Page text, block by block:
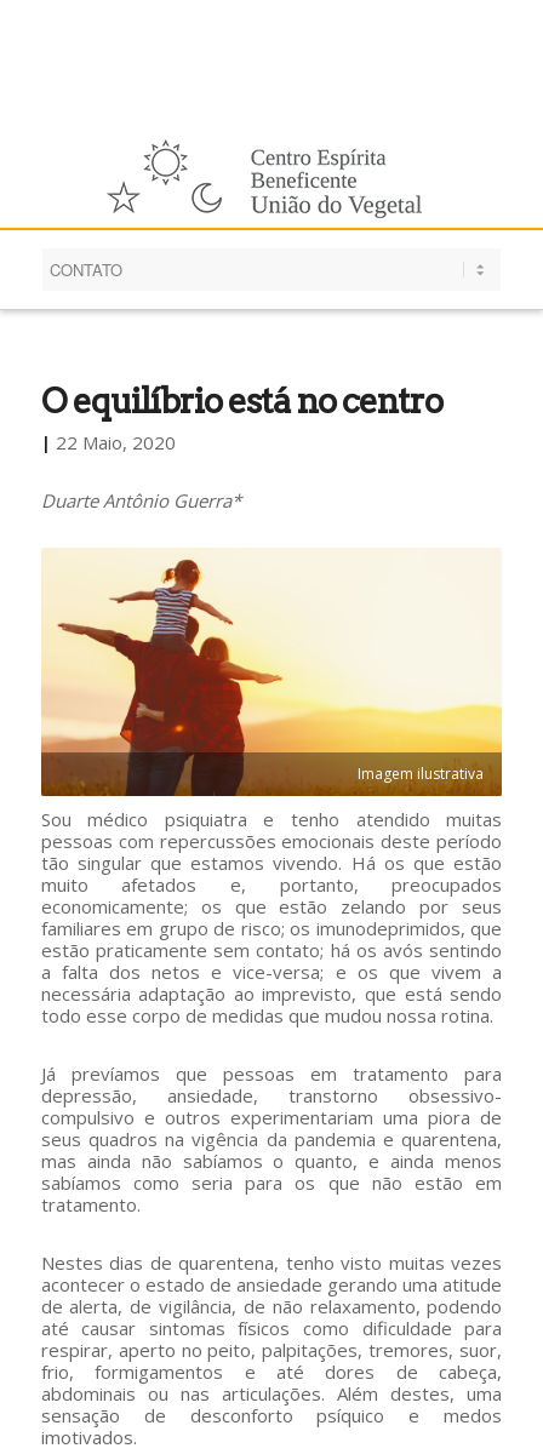
O equilíbrio está no centro
| 22 Maio, 2020
Duarte Antônio Guerra*
Imagem ilustrativa
Sou médico psiquiatra e tenho atendido muitas
pessoas com repercussões emocionais deste período
tão singular que estamos vivendo. Há os que estão
muito afetados e, portanto, preocupados
economicamente; os que estão zelando por seus
familiares em grupo de risco; os imunodeprimidos, que
estão praticamente sem contato; há os avós sentindo
a falta dos netos e vice-versa; e os que vivem a
necessária adaptação ao imprevisto, que está sendo
todo esse corpo de medidas que mudou nossa rotina.
Já prevíamos que pessoas em tratamento para
depressão, ansiedade, transtorno obsessivo-
compulsivo e outros experimentariam uma piora de
seus quadros na vigência da pandemia e quarentena,
mas ainda não sabíamos o quanto, e ainda menos
sabíamos como seria para os que não estão em
tratamento.
Nestes dias de quarentena, tenho visto muitas vezes
acontecer o estado de ansiedade gerando uma atitude
de alerta, de vigilância, de não relaxamento, podendo
até causar sintomas físicos como dificuldade para
respirar, aperto no peito, palpitações, tremores, suor,
frio, formigamentos e até dores de cabeça,
abdominais ou nas articulações. Além destes, uma
sensação de desconforto psíquico e medos
imotivados.